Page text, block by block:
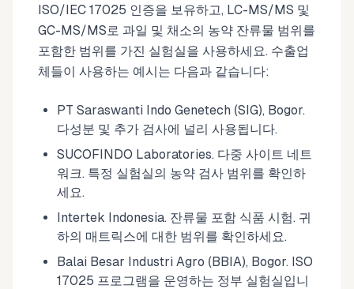
ISO/IEC 17025 인증을 보유하고, LC-MS/MS 및
GC-MS/MS로 과일 및 채소의 농약 잔류물 범위를
포함한 범위를 가진 실험실을 사용하세요. 수출업
체들이 사용하는 예시는 다음과 같습니다:
PT Saraswanti Indo Genetech (SIG), Bogor.
다성분 및 추가 검사에 널리 사용됩니다.
SUCOFINDO Laboratories. 다중 사이트 네트
워크. 특정 실험실의 농약 검사 범위를 확인하
세요.
Intertek Indonesia. 잔류물 포함 식품 시험. 귀
하의 매트릭스에 대한 범위를 확인하세요.
Balai Besar Industri Agro (BBIA), Bogor. ISO
17025 프로그램을 운영하는 정부 실험실입니